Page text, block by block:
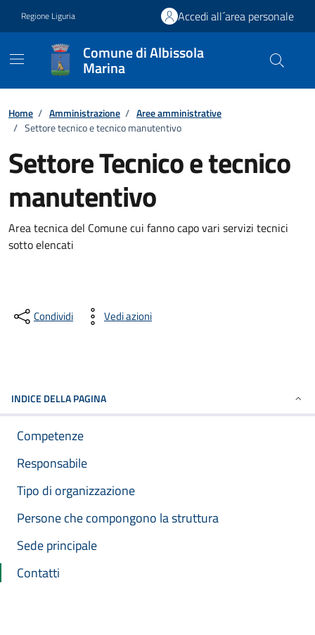
Regione Liguria Accedi all´area personale
Comune di Albissola
Marina
Home / Amministrazione / Aree amministrative
/ Settore tecnico e tecnico manutentivo
Settore Tecnico e tecnico
manutentivo
Area tecnica del Comune cui fanno capo vari servizi tecnici
sotto elencati
Condividi Vedi azioni
INDICE DELLA PAGINA
Competenze
Responsabile
Tipo di organizzazione
Persone che compongono la struttura
Sede principale
Contatti